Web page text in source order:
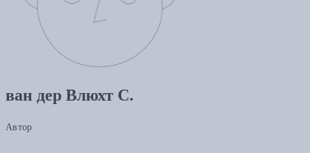
ван дер Влюхт С.
Автор